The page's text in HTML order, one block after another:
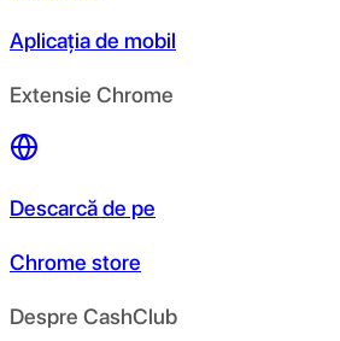
Aplicația de mobil
Extensie Chrome
Descarcă de pe
Chrome store
Despre CashClub